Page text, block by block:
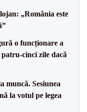
„România este
o funcționare a
cinci zile dacă
muncă. Sesiunea
la votul pe legea